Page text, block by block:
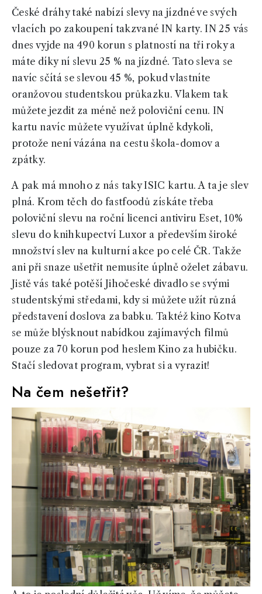
České dráhy také nabízí slevy na jízdné ve svých
vlacích po zakoupení takzvané IN karty. IN 25 vás
dnes vyjde na 490 korun s platností na tři roky a
máte díky ní slevu 25 % na jízdné. Tato sleva se
navíc sčítá se slevou 45 %, pokud vlastníte
oranžovou studentskou průkazku. Vlakem tak
můžete jezdit za méně než poloviční cenu. IN
kartu navíc můžete využívat úplně kdykoli,
protože není vázána na cestu škola-domov a
zpátky.
A pak má mnoho z nás taky ISIC kartu. A ta je slev
plná. Krom těch do fastfoodů získáte třeba
poloviční slevu na roční licenci antiviru Eset, 10%
slevu do knihkupectví Luxor a především široké
množství slev na kulturní akce po celé ČR. Takže
ani při snaze ušetřit nemusíte úplně oželet zábavu.
Jistě vás také potěší Jihočeské divadlo se svými
studentskými středami, kdy si můžete užít různá
představení doslova za babku. Taktéž kino Kotva
se může blýsknout nabídkou zajímavých filmů
pouze za 70 korun pod heslem Kino za hubičku.
Stačí sledovat program, vybrat si a vyrazit!
Na čem nešetřit?